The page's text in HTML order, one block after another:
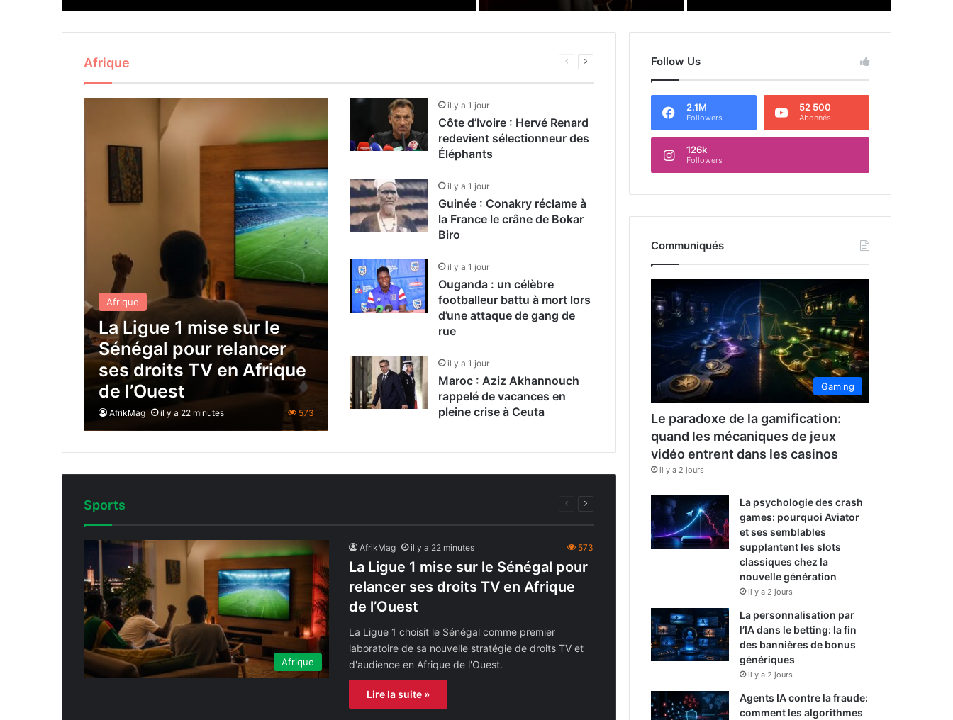
Afrique
PagePage
Afrique
La Ligue 1 mise sur le
Sénégal pour relancer
ses droits TV en Afrique
de l’Ouest
AfrikMag il y a 22 minutes 573
il y a 1 jour
Côte d’Ivoire : Hervé Renard
redevient sélectionneur des
Éléphants
il y a 1 jour
Guinée : Conakry réclame à
la France le crâne de Bokar
Biro
il y a 1 jour
Ouganda : un célèbre
footballeur battu à mort lors
d’une attaque de gang de
rue
il y a 1 jour
Maroc : Aziz Akhannouch
rappelé de vacances en
pleine crise à Ceuta
Sports
PagePage
Afrique
AfrikMag il y a 22 minutes 573
La Ligue 1 mise sur le Sénégal pour
relancer ses droits TV en Afrique
de l’Ouest
La Ligue 1 choisit le Sénégal comme premier
laboratoire de sa nouvelle stratégie de droits TV et
d'audience en Afrique de l'Ouest.
Lire la suite »
Follow Us
2.1M
Followers
52 500
Abonnés
126k
Followers
Communiqués
Gaming
Le paradoxe de la gamification:
quand les mécaniques de jeux
vidéo entrent dans les casinos
il y a 2 jours
La psychologie des crash
games: pourquoi Aviator
et ses semblables
supplantent les slots
classiques chez la
nouvelle génération
il y a 2 jours
La personnalisation par
l’IA dans le betting: la fin
des bannières de bonus
génériques
il y a 2 jours
Agents IA contre la fraude:
comment les algorithmes